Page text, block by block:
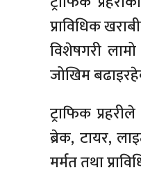
प्राविधिक
विशेषगरी
जोखिम
ट्राफिक
ब्रेक, टायर,
मर्मत तथा